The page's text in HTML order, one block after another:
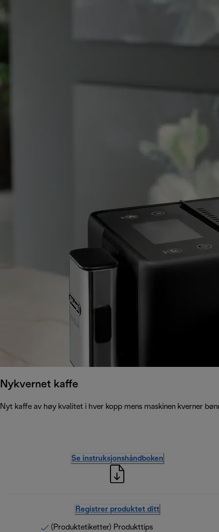
Nykvernet kaffe
Nyt kaffe av høy kvalitet i hver kopp mens maskinen kverner
Se instruksjonshåndboken
Registrer produktet ditt
(Produktetiketter) Produkttips